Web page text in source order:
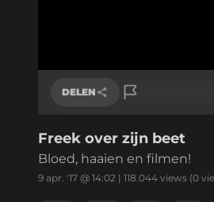
DELEN
Link kopiëren
Freek over zijn beet
Bloed, haaien en filmen!
9 apr. '17 @ 14:02 | 118.044 views (0